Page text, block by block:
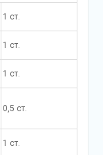
1 ст.
1 ст.
1 ст.
0,5 ст.
1 ст.